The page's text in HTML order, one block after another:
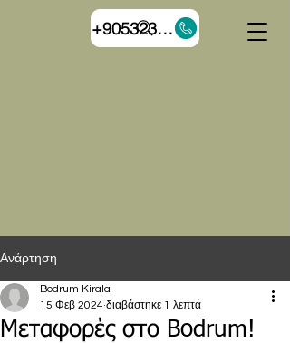
+905323055544
Ανάρτηση
Μεταφορές στο Bodrum!
Bodrum Kirala
15 Φεβ 2024 διαβάστηκε 1 λεπτά